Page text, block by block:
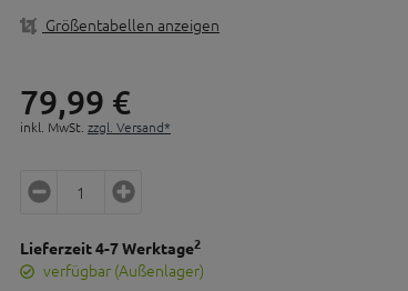
Größentabellen anzeigen
79,99 €
inkl. MwSt. zzgl. Versand*
Lieferzeit 4-7 Werktage2
verfügbar (Außenlager)